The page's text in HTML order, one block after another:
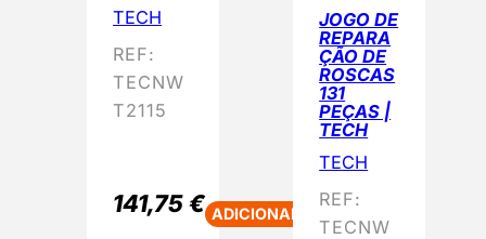
TECH
REF:
TECNW
T2115
141,75€ ADICIONAR
JOGO DE
REPARA
ÇÃO DE
ROSCAS
131
PEÇAS |
TECH
TECH
REF:
TECNW